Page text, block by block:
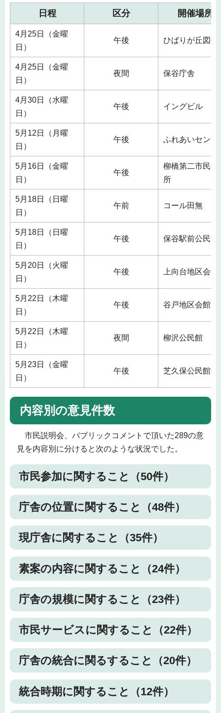
日程 区分 開催場所
4月25日（金曜
日）
午後 ひばりが丘図書
4月25日（金曜
日）
夜間 保谷庁舎
4月30日（水曜
日）
午後 イングビル
5月12日（月曜
日）
午後 ふれあいセンタ
5月16日（金曜
日）
午後
柳橋第二市民集
所
5月18日（日曜
日）
午前 コール田無
5月18日（日曜
日）
午後 保谷駅前公民館
5月20日（火曜
日）
午後 上向台地区会館
5月22日（木曜
日）
午後 谷戸地区会館
5月22日（木曜
日）
夜間 柳沢公民館
5月23日（金曜
日）
午後 芝久保公民館
内容別の意見件数
市民説明会、パブリックコメントで頂いた289の意
見を内容別に分けると次のような状況でした。
市民参加に関すること（50件）
庁舎の位置に関すること（48件）
現庁舎に関すること（35件）
素案の内容に関すること（24件）
庁舎の規模に関すること（23件）
市民サービスに関すること（22件）
庁舎の統合に関るすること（20件）
統合時期に関すること（12件）